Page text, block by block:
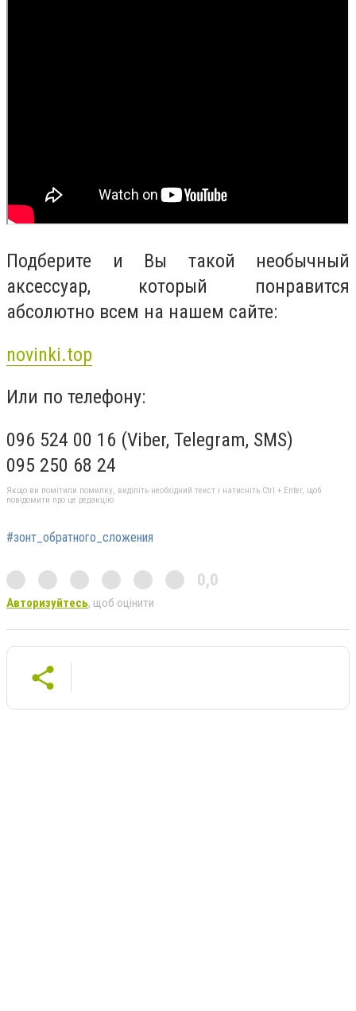
Подберите и Вы такой необычный
аксессуар, который понравится
абсолютно всем на нашем сайте:
novinki.top
Или по телефону:
096 524 00 16 (Viber, Telegram, SMS)
095 250 68 24
Якщо ви помітили помилку, виділіть необхідний текст і натисніть Ctrl + Enter, щоб
повідомити про це редакцію
#зонт_обратного_сложения
0,0
Авторизуйтесь, щоб оцінити